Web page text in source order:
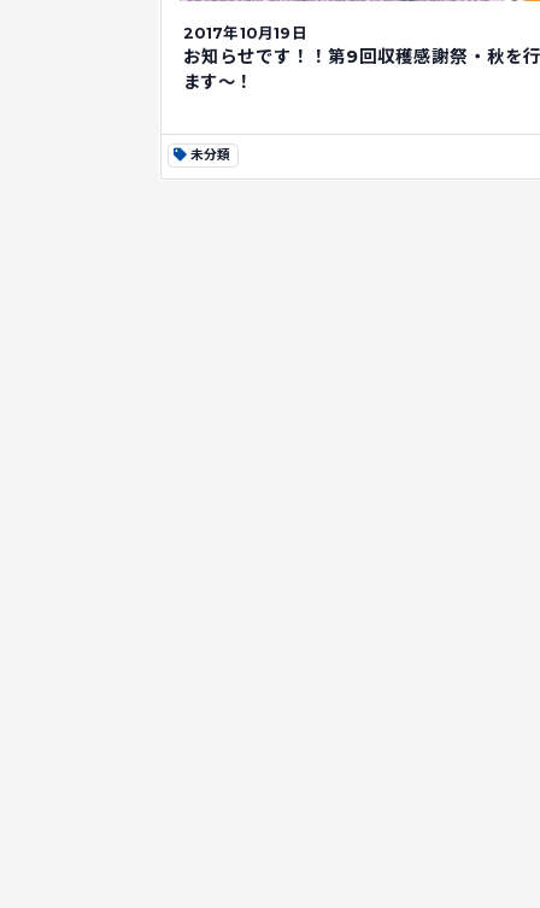
2017年10月19日
お知らせです！！第9回収穫感謝祭・秋を
ます～！
未分類